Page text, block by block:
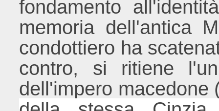
fondamento
memoria dell'antica
condottiero ha
contro, si ritiene
dell'impero